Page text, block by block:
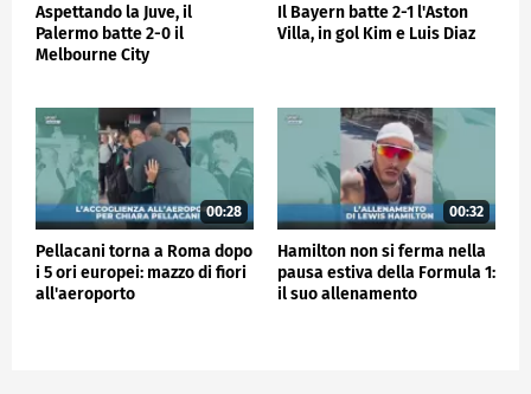
Aspettando la Juve, il
Palermo batte 2-0 il
Melbourne City
Il Bayern batte 2-1 l'Aston
Villa, in gol Kim e Luis Diaz
00:28
Pellacani torna a Roma dopo
i 5 ori europei: mazzo di fiori
all'aeroporto
00:32
Hamilton non si ferma nella
pausa estiva della Formula 1:
il suo allenamento